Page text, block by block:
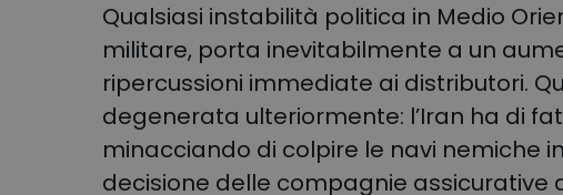
Qualsiasi instabilità politica in Medio
militare, porta inevitabilmente a un
ripercussioni immediate ai distributori.
degenerata ulteriormente: l’Iran ha di
minacciando di colpire le navi nemiche
decisione delle compagnie assicurative